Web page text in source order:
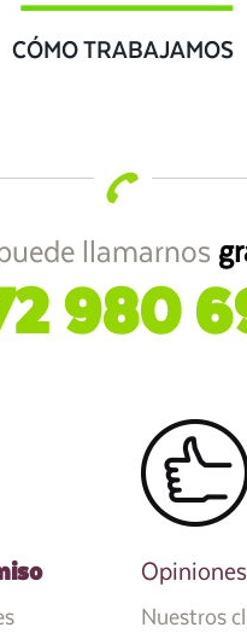
CÓMO TRABAJAMOS
llamarnos
980
Opiniones
Nuestros